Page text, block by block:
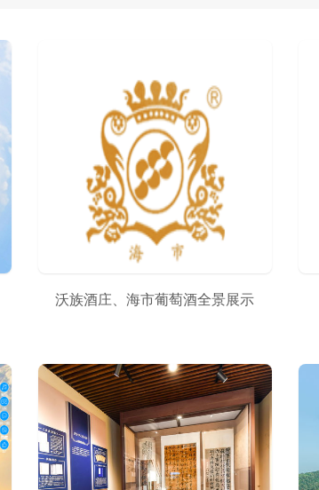
沃族酒庄、海市葡萄酒全景展示